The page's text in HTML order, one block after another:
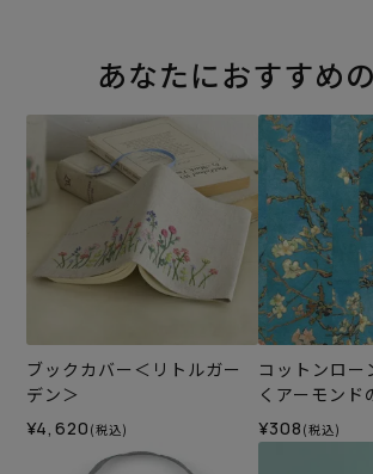
あなたにおすすめ
ブックカバー＜リトルガー
デン＞
¥4,620 (税込)
コットンロー
くアーモンド
生地 ホビーラ
インコレクシ
¥308 (税込)